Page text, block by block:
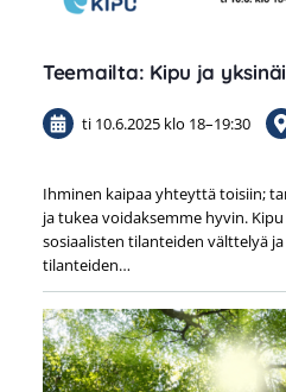
Teemailta: Kipu ja
ti 10.6.2025 klo 18–19:30
Ihminen kaipaa yhteyttä toisiin;
ja tukea voidaksemme hyvin.
sosiaalisten tilanteiden välttelyä
tilanteiden…